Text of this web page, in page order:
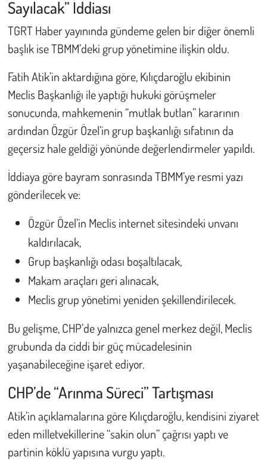
Sayılacak” İddiası
TGRT Haber yayınında gündeme gelen bir diğer önemli
başlık ise TBMM’deki grup yönetimine ilişkin oldu.
Fatih Atik’in aktardığına göre, Kılıçdaroğlu ekibinin
Meclis Başkanlığı ile yaptığı hukuki görüşmeler
sonucunda, mahkemenin “mutlak butlan” kararının
ardından Özgür Özel’in grup başkanlığı sıfatının da
geçersiz hale geldiği yönünde değerlendirmeler yapıldı.
İddiaya göre bayram sonrasında TBMM’ye resmi yazı
gönderilecek ve:
Özgür Özel’in Meclis internet sitesindeki unvanı
kaldırılacak,
Grup başkanlığı odası boşaltılacak,
Makam araçları geri alınacak,
Meclis grup yönetimi yeniden şekillendirilecek.
Bu gelişme, CHP’de yalnızca genel merkez değil, Meclis
grubunda da ciddi bir güç mücadelesinin
yaşanabileceğine işaret ediyor.
CHP’de “Arınma Süreci” Tartışması
Atik’in açıklamalarına göre Kılıçdaroğlu, kendisini ziyaret
eden milletvekillerine “sakin olun” çağrısı yaptı ve
partinin köklü yapısına vurgu yaptı.